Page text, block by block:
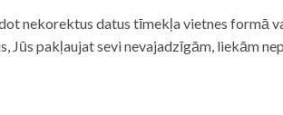
nekorektus datus tīmekļa vietnes formā
Jūs pakļaujat sevi nevajadzīgām, liekām